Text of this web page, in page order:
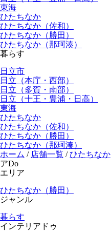
東海
ひたちなか
ひたちなか（佐和）
ひたちなか（勝田）
ひたちなか（那珂湊）
暮らす
日立市
日立（本庁・西部）
日立（多賀・南部）
日立（十王・豊浦・日高）
東海
ひたちなか
ひたちなか（佐和）
ひたちなか（勝田）
ひたちなか（那珂湊）
ホーム / 店舗一覧 /ひたちなか
アDo
エリア
ひたちなか（勝田）
ジャンル
暮らす
インテリアドゥ